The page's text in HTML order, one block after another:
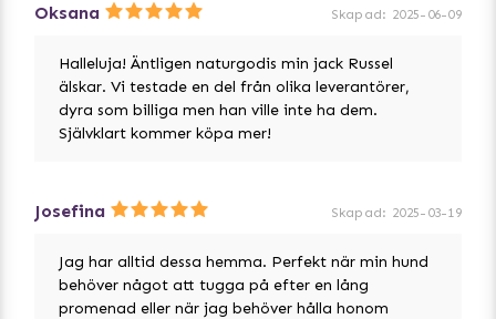
Oksana Skapad: 2025-06-09
Halleluja! Äntligen naturgodis min jack Russel
älskar. Vi testade en del från olika leverantörer,
dyra som billiga men han ville inte ha dem.
Självklart kommer köpa mer!
Josefina Skapad: 2025-03-19
Jag har alltid dessa hemma. Perfekt när min hund
behöver något att tugga på efter en lång
promenad eller när jag behöver hålla honom